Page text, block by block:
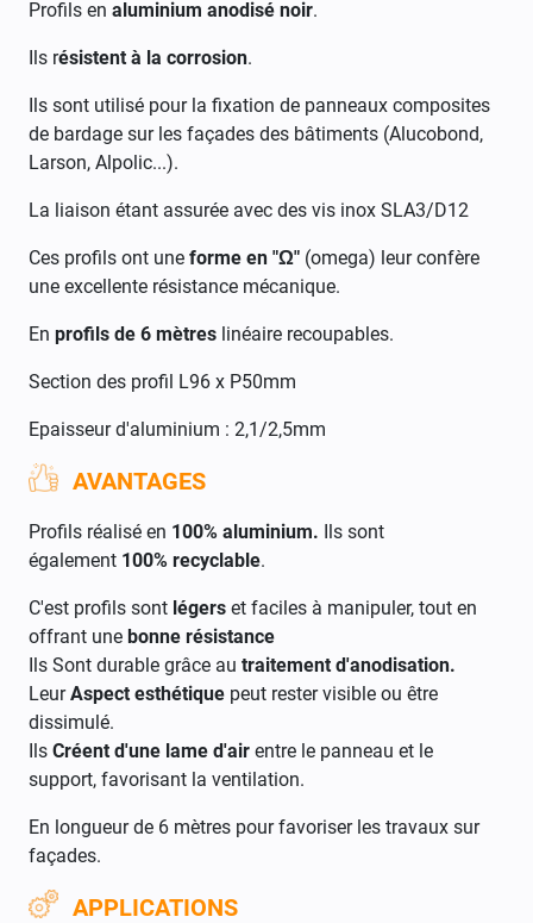
Profils en aluminium anodisé noir.
Ils résistent à la corrosion.
Ils sont utilisé pour la fixation de panneaux composites
de bardage sur les façades des bâtiments (Alucobond,
Larson, Alpolic...).
La liaison étant assurée avec des vis inox SLA3/D12
Ces profils ont une forme en "Ω" (omega) leur confère
une excellente résistance mécanique.
En profils de 6 mètres linéaire recoupables.
Section des profil L96 x P50mm
Epaisseur d'aluminium : 2,1/2,5mm
AVANTAGES
Profils réalisé en 100% aluminium. Ils sont
également 100% recyclable.
C'est profils sont légers et faciles à manipuler, tout en
offrant une bonne résistance
Ils Sont durable grâce au traitement d'anodisation.
LeurAspect esthétique peut rester visible ou être
dissimulé.
Ils Créent d'une lame d'air entre le panneau et le
support, favorisant la ventilation.
En longueur de 6 mètres pour favoriser les travaux sur
façades.
APPLICATIONS